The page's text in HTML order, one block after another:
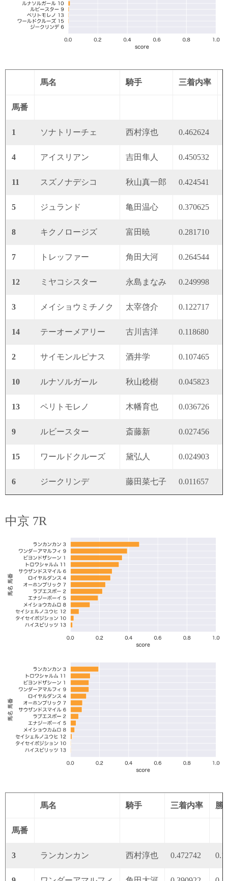
馬名 騎手 三着内率
馬番
1 ソナトリーチェ 西村淳也 0.462624
4 アイスリアン 吉田隼人 0.450532
11 スズノナデシコ 秋山真一郎 0.424541
5 ジュランド 亀田温心 0.370625
8 キクノロージズ 富田暁 0.281710
7 トレッファー 角田大河 0.264544
12 ミヤコシスター 永島まなみ 0.249998
3 メイショウミチノク 太宰啓介 0.122717
14 テーオーメアリー 古川吉洋 0.118680
2 サイモンルピナス 酒井学 0.107465
10 ルナソルガール 秋山稔樹 0.045823
13 ペリトモレノ 木幡育也 0.036726
9 ルビースター 斎藤新 0.027456
15 ワールドクルーズ 黛弘人 0.024903
6 ジークリンデ 藤田菜七子 0.011657
中京 7R
馬名 騎手 三着内率 勝
馬番
3 ランカンカン 西村淳也 0.472742